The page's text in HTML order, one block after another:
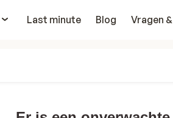
Last minute Blog Vragen